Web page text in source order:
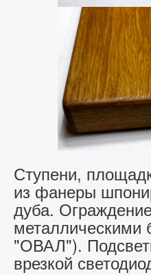
Ступени,
из фанеры
дуба.
металлическими
"ОВАЛ").
врезкой